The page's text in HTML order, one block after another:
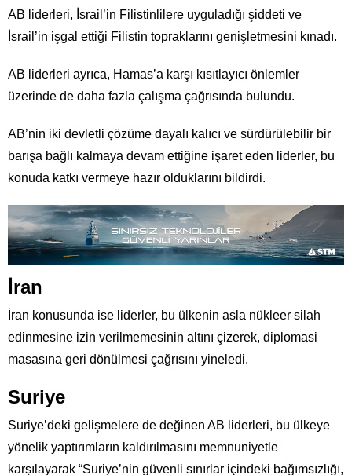
AB liderleri, İsrail’in Filistinlilere uyguladığı şiddeti ve
İsrail’in işgal ettiği Filistin topraklarını genişletmesini kınadı.
AB liderleri ayrıca, Hamas’a karşı kısıtlayıcı önlemler
üzerinde de daha fazla çalışma çağrısında bulundu.
AB’nin iki devletli çözüme dayalı kalıcı ve sürdürülebilir bir
barışa bağlı kalmaya devam ettiğine işaret eden liderler, bu
konuda katkı vermeye hazır olduklarını bildirdi.
İran
İran konusunda ise liderler, bu ülkenin asla nükleer silah
edinmesine izin verilmemesinin altını çizerek, diplomasi
masasına geri dönülmesi çağrısını yineledi.
Suriye
Suriye’deki gelişmelere de değinen AB liderleri, bu ülkeye
yönelik yaptırımların kaldırılmasını memnuniyetle
karşılayarak “Suriye’nin güvenli sınırlar içindeki bağımsızlığı,